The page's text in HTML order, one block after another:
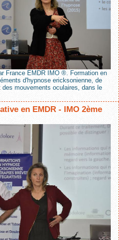
France EMDR IMO ®. Formation en
d'hypnose ericksonienne, de
mouvements oculaires, dans le
en EMDR - IMO 2ème